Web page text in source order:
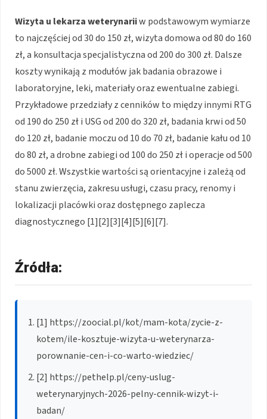
Wizyta u lekarza weterynariiw podstawowym wymiarze
to najczęściej od 30 do 150 zł, wizyta domowa od 80 do 160
zł, a konsultacja specjalistyczna od 200 do 300 zł. Dalsze
koszty wynikają z modułów jak badania obrazowe i
laboratoryjne, leki, materiały oraz ewentualne zabiegi.
Przykładowe przedziały z cenników to między innymi RTG
od 190 do 250 zł i USG od 200 do 320 zł, badania krwi od 50
do 120 zł, badanie moczu od 10 do 70 zł, badanie kału od 10
do 80 zł, a drobne zabiegi od 100 do 250 zł i operacje od 500
do 5000 zł. Wszystkie wartości są orientacyjne i zależą od
stanu zwierzęcia, zakresu usługi, czasu pracy, renomy i
lokalizacji placówki oraz dostępnego zaplecza
diagnostycznego [1][2][3][4][5][6][7].
Źródła:
[1] https://zoocial.pl/kot/mam-kota/zycie-z-
kotem/ile-kosztuje-wizyta-u-weterynarza-
porownanie-cen-i-co-warto-wiedziec/
[2] https://pethelp.pl/ceny-uslug-
weterynaryjnych-2026-pelny-cennik-wizyt-i-
badan/